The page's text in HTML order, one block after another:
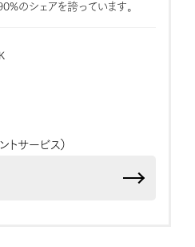
のシェアを誇っています。
サービス）